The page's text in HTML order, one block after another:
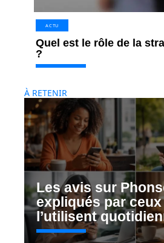
ACTU
Quel est le rôle de la
?
À RETENIR
Les avis sur
expliqués par
l’utilisent